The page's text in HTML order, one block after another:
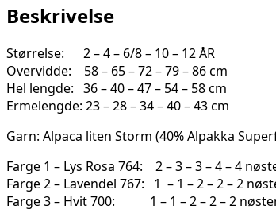
GENSER
2008-
9
antall
Beskrivelse
Størrelse: 2 – 4 – 6/8 – 10 – 12 ÅR
Overvidde: 58 – 65 – 72 – 79 – 86 cm
Hel lengde: 36 – 40 – 47 – 54 – 58 cm
Ermelengde: 23 – 28 – 34 – 40 – 43 cm
Garn: Alpaca liten Storm (40% Alpakka
Farge 1 – Lys Rosa 764: 2 – 3 – 3 – 4 – 4
Farge 2 – Lavendel 767: 1 – 1 – 2 – 2 – 2
Farge 3 – Hvit 700: 1 – 1 – 2 – 2 – 2